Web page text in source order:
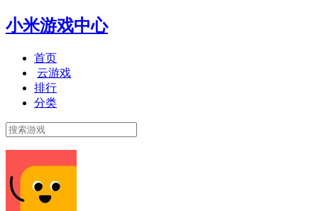
小米游戏中心
首页
云游戏
排行
分类